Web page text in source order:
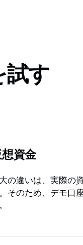
試す
資金
の違いは、実際の
そのため、デモ口